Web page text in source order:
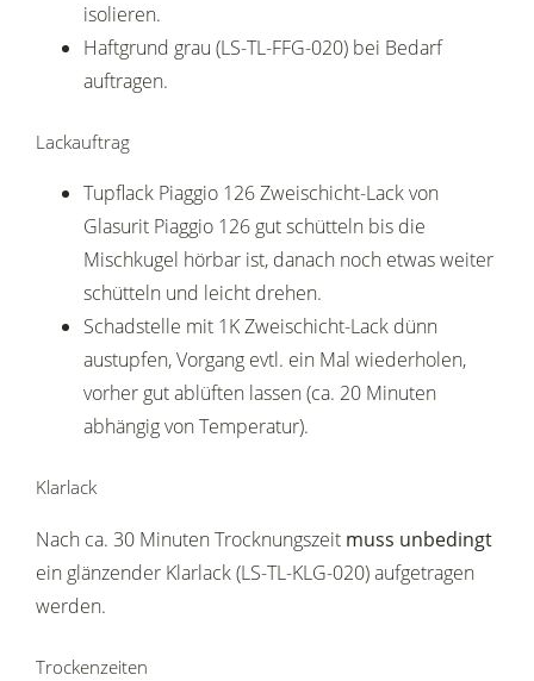
isolieren.
Haftgrund grau (LS-TL-FFG-020) bei Bedarf
auftragen.
Lackauftrag
Tupflack Piaggio 126 Zweischicht-Lack von
Glasurit Piaggio 126 gut schütteln bis die
Mischkugel hörbar ist, danach noch etwas weiter
schütteln und leicht drehen.
Schadstelle mit 1K Zweischicht-Lack dünn
austupfen, Vorgang evtl. ein Mal wiederholen,
vorher gut ablüften lassen (ca. 20 Minuten
abhängig von Temperatur).
Klarlack
Nach ca. 30 Minuten Trocknungszeit muss unbedingt
ein glänzender Klarlack (LS-TL-KLG-020) aufgetragen
werden.
Trockenzeiten